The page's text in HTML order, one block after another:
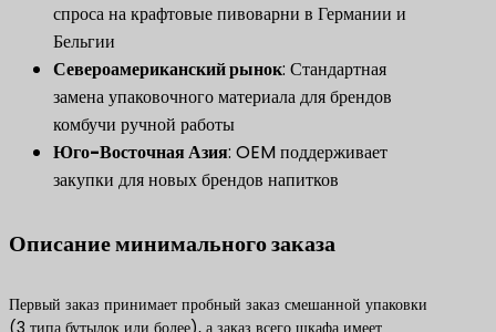
спроса на крафтовые пивоварни в Германии и
Бельгии
​Североамериканский рынок​​: Стандартная
замена упаковочного материала для брендов
комбучи ручной работы
Юго-Восточная Азия​: OEM поддерживает
закупки для новых брендов напитков
Описание минимального заказа
Первый заказ принимает пробный заказ смешанной упаковки
(3 типа бутылок или более), а заказ всего шкафа имеет